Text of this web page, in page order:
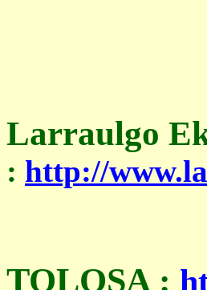
Larraulgo
: http://
TOLOSA :